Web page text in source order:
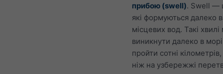
прибою (swell). Swell —
які формуються далеко
місцевих вод. Такі
виникнути далеко в
пройти сотні
ніж на узбережжі